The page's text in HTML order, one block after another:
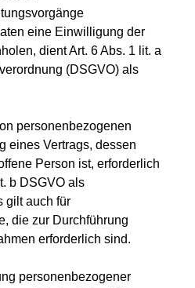
eine Einwilligung der
dient Art. 6 Abs. 1 lit. a
(DSGVO) als
personenbezogenen
eines Vertrags, dessen
Person ist, erforderlich
b DSGVO als
gilt auch für
die zur Durchführung
erforderlich sind.
personenbezogener